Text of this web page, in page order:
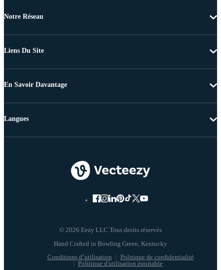
Notre Réseau
Liens Du Site
En Savoir Davantage
© 2026 Eezy LLC Tous droits réservés
Conditions d’utilisation
Politique de confidentialité
Politique d'utilisation équitable
Langues